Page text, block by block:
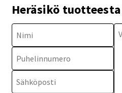
Heräsikö